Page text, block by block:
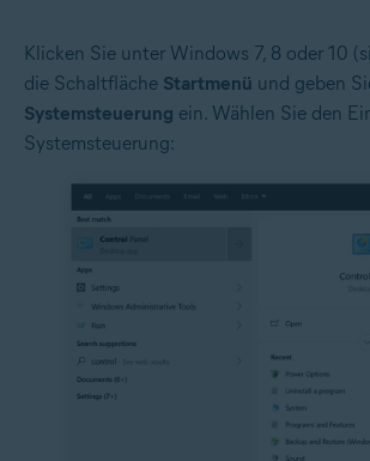
Klicken Sie unter Windows 7, 8 oder 10
die Schaltfläche Startmenü und geben
Systemsteuerung ein. Wählen Sie den
Systemsteuerung: